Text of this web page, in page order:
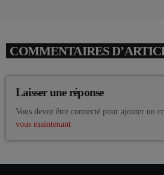
COMMENTAIRES
Laisser une réponse
Vous devez être connecté pour ajouter un
vous maintenant